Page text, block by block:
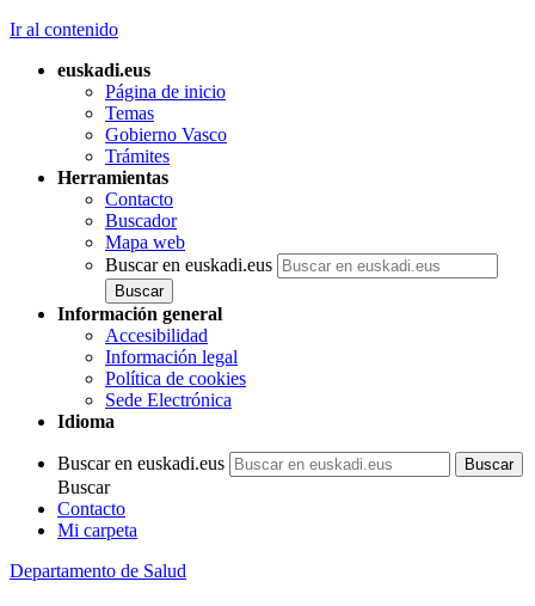
Ir al contenido
euskadi.eus
Página de inicio
Temas
Gobierno Vasco
Trámites
Herramientas
Contacto
Buscador
Mapa web
Buscar en euskadi.eus
Información general
Accesibilidad
Información legal
Política de cookies
Sede Electrónica
Idioma
Buscar en euskadi.eus
Buscar
Contacto
Mi carpeta
Departamento de Salud